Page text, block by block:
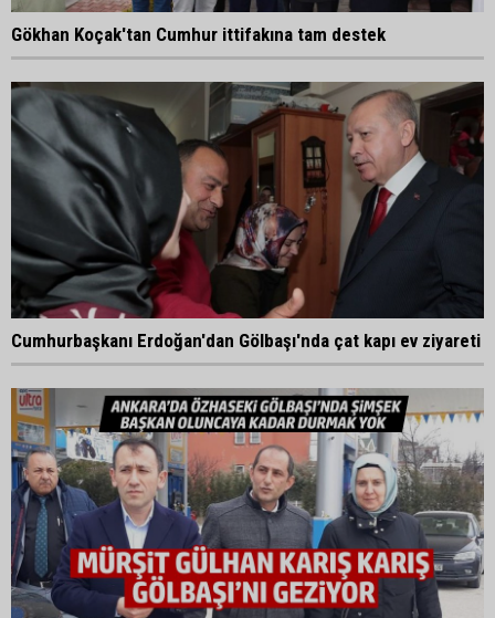
Gökhan Koçak'tan Cumhur ittifakına tam destek
Cumhurbaşkanı Erdoğan'dan Gölbaşı'nda çat kapı ev ziyareti